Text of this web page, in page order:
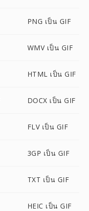
PNG เป็น GIF
WMV เป็น GIF
HTML เป็น GIF
DOCX เป็น GIF
FLV เป็น GIF
3GP เป็น GIF
TXT เป็น GIF
HEIC เป็น GIF